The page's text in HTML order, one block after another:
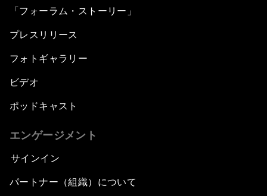
「フォーラム・ストーリー」
プレスリリース
フォトギャラリー
ビデオ
ポッドキャスト
エンゲージメント
サインイン
パートナー（組織）について